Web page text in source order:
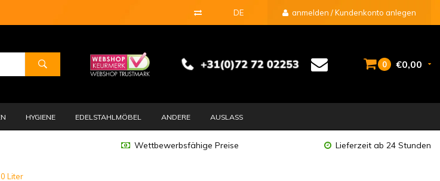
DE anmelden / Kundenkonto anlegen
0 €0,00
HYGIENE EDELSTAHLMÖBEL ANDERE AUSLASS
Wettbewerbsfähige Preise Lieferzeit ab 24 Stunden
Liter